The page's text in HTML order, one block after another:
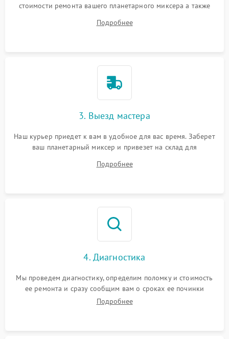
стоимости ремонта вашего планетарного миксера а также
Подробнее
3. Выезд мастера
Наш курьер приедет к вам в удобное для вас время. Заберет
ваш планетарный миксер и привезет на склад для
Подробнее
4. Диагностика
Мы проведем диагностику, определим поломку и стоимость
ее ремонта и сразу сообщим вам о сроках ее починки
Подробнее